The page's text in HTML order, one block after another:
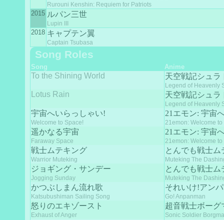
Rurouni Kenshin: Requiem for Patriots
2015 ルパン三世
Lupin III
2018 キャプテン翼
Captain Tsubasa
Song Roles
Song Anime
To the Shining World 天空戦記シュラ
Legend of Heavenly
Lotus Rain 天空戦記シュラ
Legend of Heavenly
宇宙へいらっしゃい!
Welcome to Space!
21エモン: 宇宙
21emon: Welcome
遥かなる宇宙
Faraway Space
21エモン: 宇宙
21emon: Welcome
戦士ムテキング
Warrior Muteking
とんでも戦士ム
Muteking The
ジョギング・サンデー
Jogging Sunday
とんでも戦士ム
Muteking The
かつぶしまん流れ歌
Katsubushiman Sailing Song
それいけ!アン
Go! Anpanman
怒りのエキゾースト
Exhaust of Anger
超音戦士ボーグ
Sonic Soldier